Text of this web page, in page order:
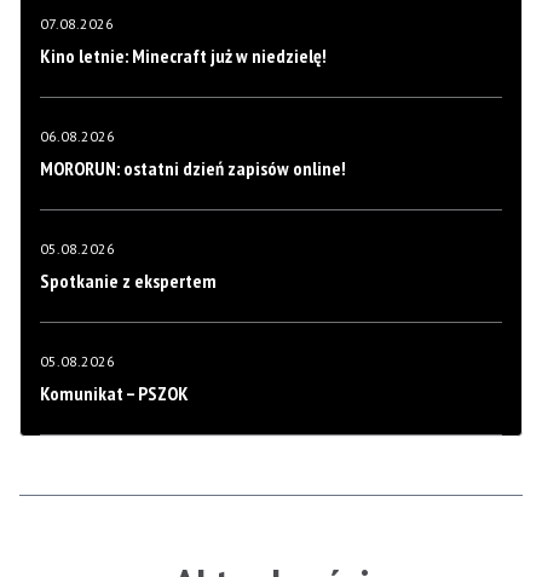
07.08.2026
Kino letnie: Minecraft już w niedzielę!
06.08.2026
MORORUN: ostatni dzień zapisów online!
05.08.2026
Spotkanie z ekspertem
05.08.2026
Komunikat – PSZOK